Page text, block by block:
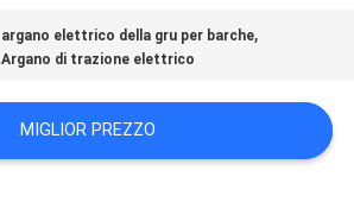
argano elettrico della gru per barche,
Argano di trazione elettrico
MIGLIOR PREZZO